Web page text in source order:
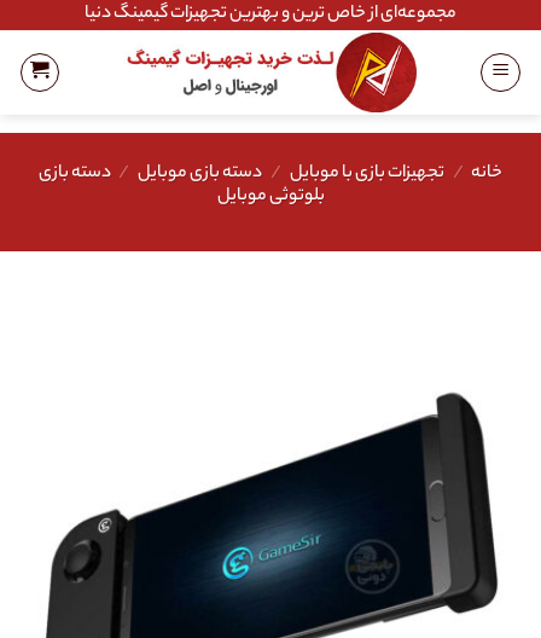
content
مجموعه‌ای از خاص ترین و بهترین تجهیزات گیمینگ دنیا
خانه / تجهیزات بازی با موبایل / دسته بازی موبایل / دسته بازی
بلوتوثی موبایل